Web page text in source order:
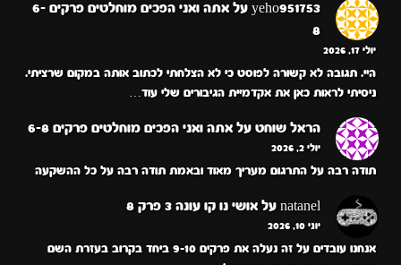
yeho951753 על
אתה ואני הפכים מוחלטים פרקים 6-
8
יולי 17, 2026
היי. תגובה לא קשורה לפוסט כי לא הצלחתי לכתוב אותה במקום שרציתי.
ניסיתי לראות כאן את אקדמיית הגיבורים שלי עוד…
הראל שוחט על אתה ואני הפכים מוחלטים פרקים 6-8
יולי 2, 2026
תודה רבה על התרגום מעריך מאוד ובאמת תודה רבה על כל ההשקעה
natanel על אושי נו קו עונה 3 פרק 8
יוני 10, 2026
אנחנו עובדים על זה נעלה את פרקים 9-10 ביחד בקרוב בעזרת השם